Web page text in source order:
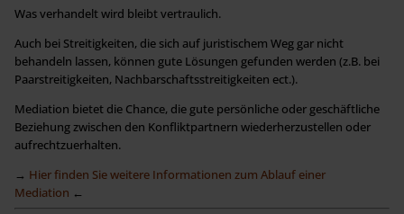
Was verhandelt wird bleibt vertraulich.
Auch bei Streitigkeiten, die sich auf juristischem Weg gar nicht
behandeln lassen, können gute Lösungen gefunden werden (z.B. bei
Paarstreitigkeiten, Nachbarschaftsstreitigkeiten ect.).
Mediation bietet die Chance, die gute persönliche oder geschäftliche
Beziehung zwischen den Konfliktpartnern wiederherzustellen oder
aufrechtzuerhalten.
→ Hier finden Sie weitere Informationen zum Ablauf einer
Mediation ←